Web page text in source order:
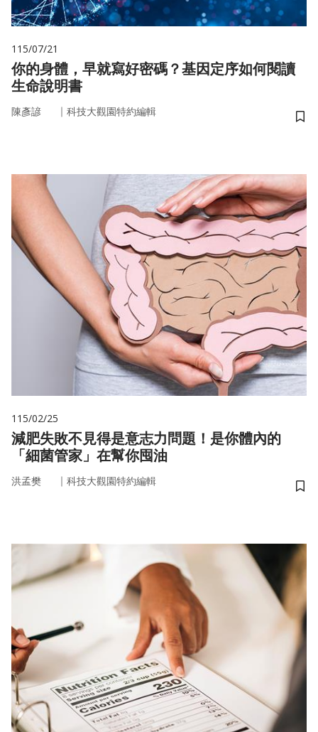
115/07/21
你的身體，早就寫好密碼？基因定序如何閱讀
生命說明書
陳彥諺 ｜ 科技大觀園特約編輯
儲
115/02/25
減肥失敗不見得是意志力問題！是你體內的
「細菌管家」在幫你囤油
洪孟樊 ｜ 科技大觀園特約編輯
儲